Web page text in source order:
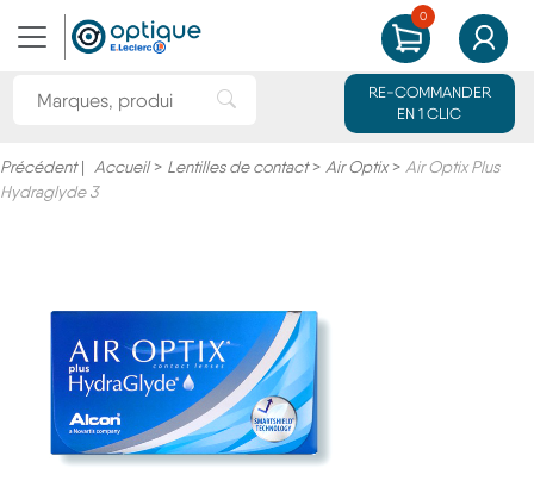
Rechercher une marque ou un produit
RE-COMMANDER
EN 1 CLIC
0
MON PANIER
Précédent| Accueil > Lentilles de contact > Air Optix > Air Optix Plus
Hydraglyde 3